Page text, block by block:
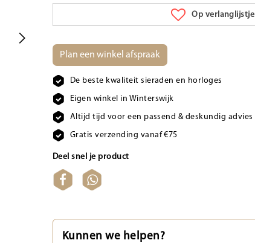
Op verlanglijstje
Plan een winkel afspraak
De beste kwaliteit sieraden en horloges
Eigen winkel in Winterswijk
Altijd tijd voor een passend & deskundig advies
Gratis verzending vanaf €75
Deel snel je product
Kunnen we helpen?